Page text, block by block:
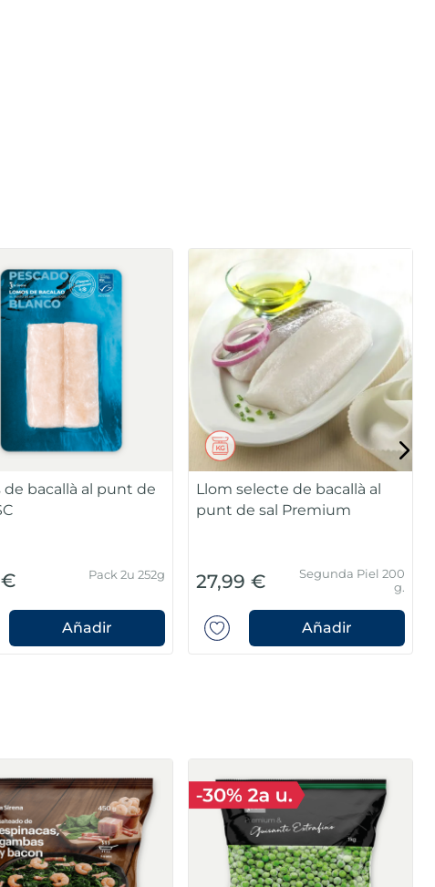
de bacallà al punt de
Pack 2u 252g
Añadir
Llom selecte de bacallà al
punt de sal Premium
27,99 €
Segunda Piel 200
g.
Añadir